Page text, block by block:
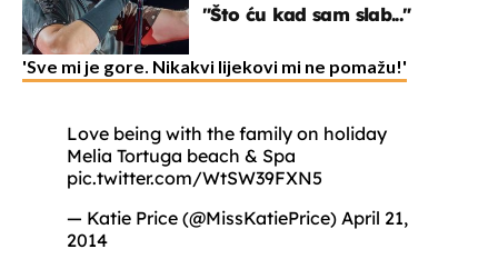
"Što ću kad sam slab..."
'Sve mi je gore. Nikakvi lijekovi mi ne pomažu!'
Love being with the family on holiday
Melia Tortuga beach & Spa
pic.twitter.com/WtSW39FXN5
— Katie Price (@MissKatiePrice) April 21,
2014